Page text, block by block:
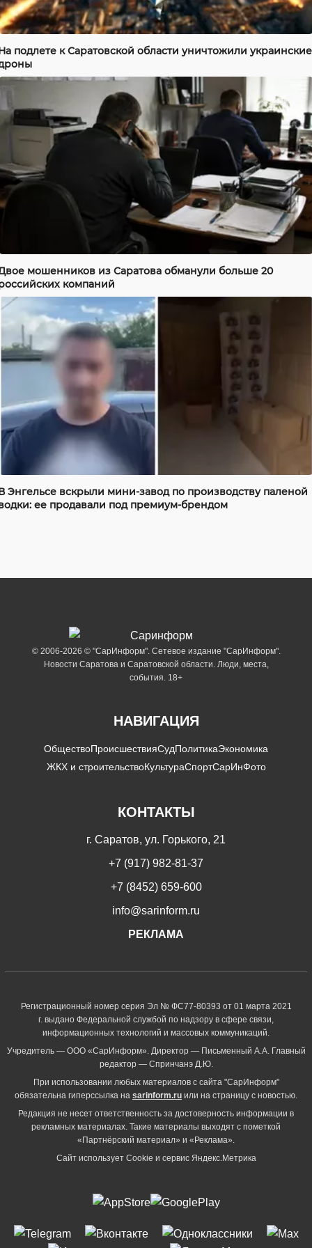
подлете к Саратовской области уничтожили украинские
мошенников из Саратова обманули больше 20
компаний
Энгельсе вскрыли мини-завод по производству паленой
ее продавали под премиум-брендом
© 2006-2026 © "СарИнформ". Сетевое издание "СарИнформ".
Новости Саратова и Саратовской области. Люди, места,
события. 18+
НАВИГАЦИЯ
ОбществоПроисшествияСудПолитикаЭкономика
ЖКХ и строительствоКультураСпортСарИнФото
КОНТАКТЫ
г. Саратов, ул. Горького, 21
+7 (917) 982-81-37
+7 (8452) 659-600
info@sarinform.ru
РЕКЛАМА
Регистрационный номер серия Эл № ФС77-80393 от 01 марта 2021
г. выдано Федеральной службой по надзору в сфере связи,
информационных технологий и массовых коммуникаций.
Учредитель — ООО «СарИнформ». Директор — Письменный А.А. Главный
редактор — Спринчанэ Д.Ю.
При использовании любых материалов с сайта "СарИнформ"
обязательна гиперссылка на sarinform.ru или на страницу с новостью.
Редакция не несет ответственность за достоверность информации в
рекламных материалах. Такие материалы выходят с пометкой
«Партнёрский материал» и «Реклама».
Сайт использует Cookie и сервиc Яндекс.Метрика